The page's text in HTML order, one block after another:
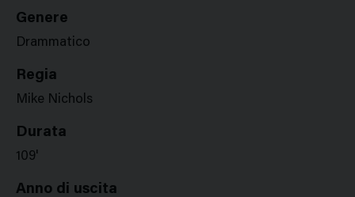
Genere
Drammatico
Regia
Mike Nichols
Durata
109'
Anno di uscita